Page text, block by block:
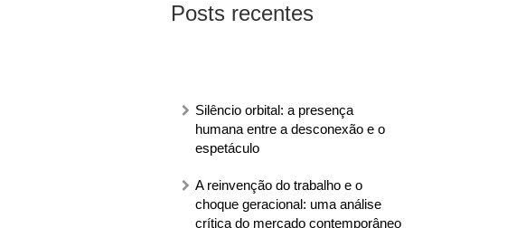
Posts recentes
Silêncio orbital: a presença
humana entre a desconexão e o
espetáculo
A reinvenção do trabalho e o
choque geracional: uma análise
crítica do mercado contemporâneo